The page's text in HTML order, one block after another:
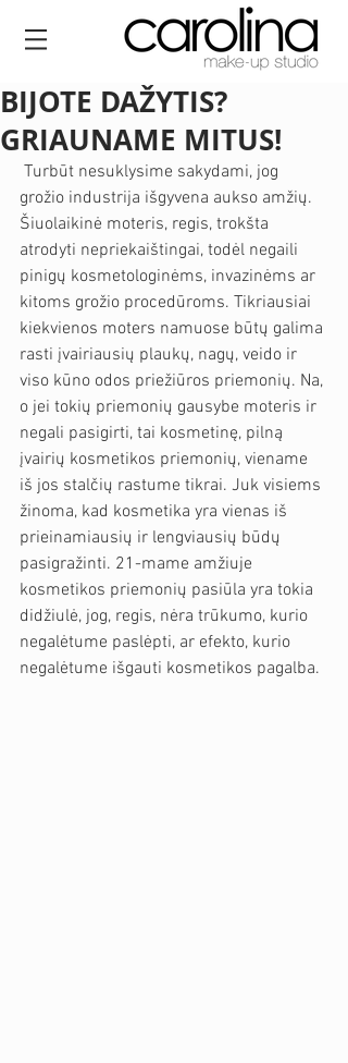
BIJOTE DAŽYTIS?
GRIAUNAME MITUS!
grožio industrija išgyvena aukso amžių.
Šiuolaikinė moteris, regis, trokšta
atrodyti nepriekaištingai, todėl negaili
pinigų kosmetologinėms, invazinėms ar
kitoms grožio procedūroms. Tikriausiai
kiekvienos moters namuose būtų galima
rasti įvairiausių plaukų, nagų, veido ir
viso kūno odos priežiūros priemonių. Na,
o jei tokių priemonių gausybe moteris ir
negali pasigirti, tai kosmetinę, pilną
įvairių kosmetikos priemonių, viename
iš jos stalčių rastume tikrai. Juk visiems
žinoma, kad kosmetika yra vienas iš
prieinamiausių ir lengviausių būdų
pasigražinti. 21-mame amžiuje
kosmetikos priemonių pasiūla yra tokia
didžiulė, jog, regis, nėra trūkumo, kurio
negalėtume paslėpti, ar efekto, kurio
negalėtume išgauti kosmetikos pagalba.